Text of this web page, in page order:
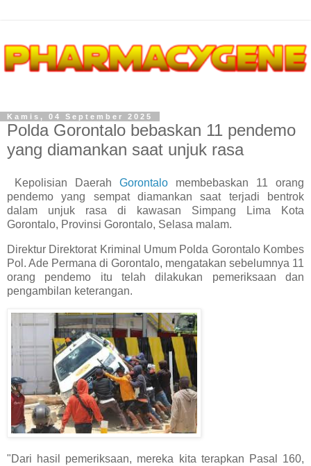
Kamis, 04 September 2025
Polda Gorontalo bebaskan 11 pendemo
yang diamankan saat unjuk rasa
Kepolisian Daerah Gorontalo membebaskan 11 orang
pendemo yang sempat diamankan saat terjadi bentrok
dalam unjuk rasa di kawasan Simpang Lima Kota
Gorontalo, Provinsi Gorontalo, Selasa malam.
Direktur Direktorat Kriminal Umum Polda Gorontalo Kombes
Pol. Ade Permana di Gorontalo, mengatakan sebelumnya 11
orang pendemo itu telah dilakukan pemeriksaan dan
pengambilan keterangan.
"Dari hasil pemeriksaan, mereka kita terapkan Pasal 160,